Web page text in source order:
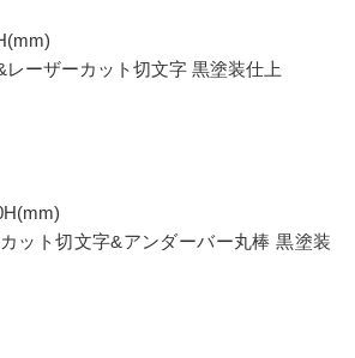
ーザーカット切文字 黒塗装仕上
ット切文字&アンダーバー丸棒 黒塗装